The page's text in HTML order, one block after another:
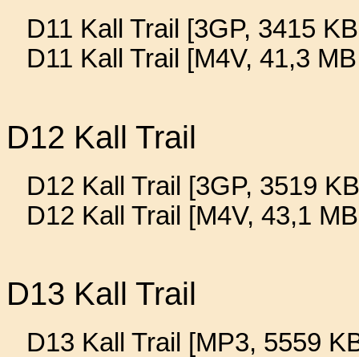
D11 Kall Trail [3GP, 3415
D11 Kall Trail [M4V, 41,3
D12 Kall Trail
D12 Kall Trail [3GP, 3519
D12 Kall Trail [M4V, 43,1
D13 Kall Trail
D13 Kall Trail [MP3, 5559